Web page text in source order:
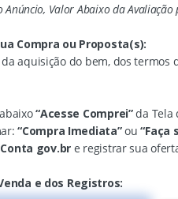
Anúncio, Valor Abaixo da
Compra ou Proposta(s):
da aquisição do bem, dos
“Acesse Comprei”da Tela
“Compra Imediata”ou“Faça
Conta gov.br e registrar sua
e dos Registros: